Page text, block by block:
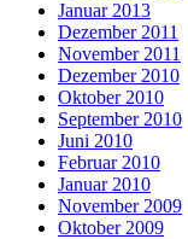
Januar 2013
Dezember 2011
November 2011
Dezember 2010
Oktober 2010
September 2010
Juni 2010
Februar 2010
Januar 2010
November 2009
Oktober 2009